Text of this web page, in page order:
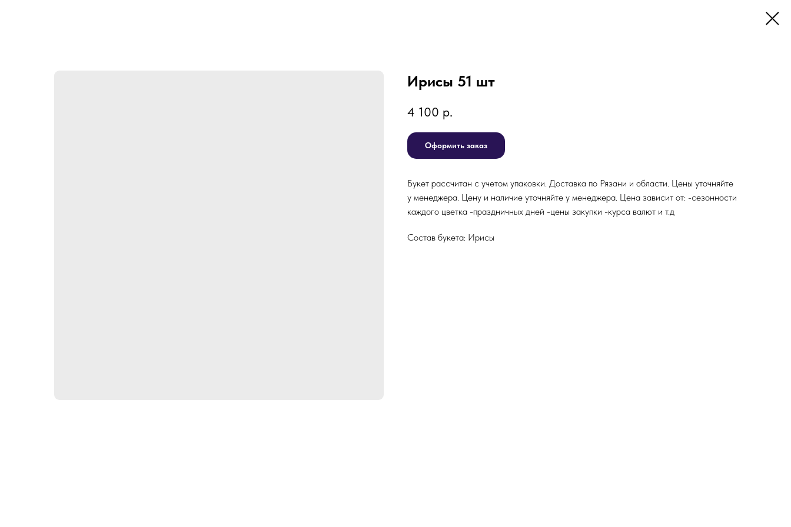
Ирисы 51 шт
4 100 р.
Оформить заказ
Букет рассчитан с учетом упаковки. Доставка по Рязани и области. Цены уточняйте
у менеджера. Цену и наличие уточняйте у менеджера. Цена зависит от: -сезонности
каждого цветка -праздничных дней -цены закупки -курса валют и т.д
Состав букета: Ирисы